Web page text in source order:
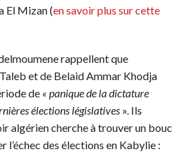
El Mizan (en savoir plus sur cette
rappellent que
et de Belaid Ammar Khodja
de « panique de la dictature
élections législatives ». Ils
algérien cherche à trouver un bouc
l’échec des élections en Kabylie :